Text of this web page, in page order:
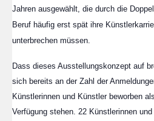
Jahren ausgewählt, die durch die
Beruf häufig erst spät ihre
unterbrechen müssen.
Dass dieses Ausstellungskonzept auf
sich bereits an der Zahl der
Künstlerinnen und Künstler beworben
Verfügung stehen. 22 Künstlerinnen